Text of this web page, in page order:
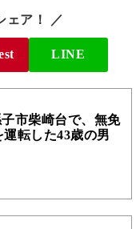
ェア！ ／
LINE
市柴崎台で、無免
転した43歳の男